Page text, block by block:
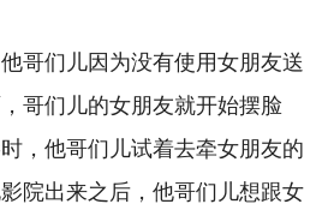
哥们儿因为没有使用女朋友送
哥们儿的女朋友就开始摆脸
，他哥们儿试着去牵女朋友的
院出来之后，他哥们儿想跟女